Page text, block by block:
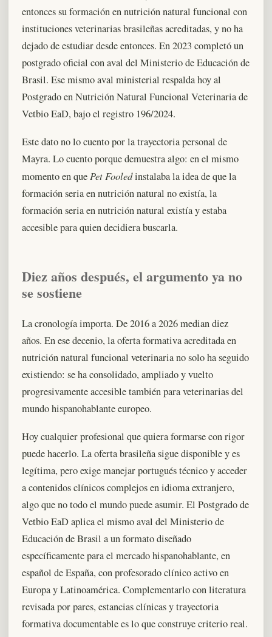
entonces su formación en nutrición natural funcional con
instituciones veterinarias brasileñas acreditadas, y no ha
dejado de estudiar desde entonces. En 2023 completó un
postgrado oficial con aval del Ministerio de Educación de
Brasil. Ese mismo aval ministerial respalda hoy al
Postgrado en Nutrición Natural Funcional Veterinaria de
Vetbio EaD, bajo el registro 196/2024.
Este dato no lo cuento por la trayectoria personal de
Mayra. Lo cuento porque demuestra algo: en el mismo
momento en que Pet Fooledinstalaba la idea de que la
formación seria en nutrición natural no existía, la
formación seria en nutrición natural existía y estaba
accesible para quien decidiera buscarla.
Diez años después, el argumento ya no
se sostiene
La cronología importa. De 2016 a 2026 median diez
años. En ese decenio, la oferta formativa acreditada en
nutrición natural funcional veterinaria no solo ha seguido
existiendo: se ha consolidado, ampliado y vuelto
progresivamente accesible también para veterinarias del
mundo hispanohablante europeo.
Hoy cualquier profesional que quiera formarse con rigor
puede hacerlo. La oferta brasileña sigue disponible y es
legítima, pero exige manejar portugués técnico y acceder
a contenidos clínicos complejos en idioma extranjero,
algo que no todo el mundo puede asumir. El Postgrado de
Vetbio EaD aplica el mismo aval del Ministerio de
Educación de Brasil a un formato diseñado
específicamente para el mercado hispanohablante, en
español de España, con profesorado clínico activo en
Europa y Latinoamérica. Complementarlo con literatura
revisada por pares, estancias clínicas y trayectoria
formativa documentable es lo que construye criterio real.